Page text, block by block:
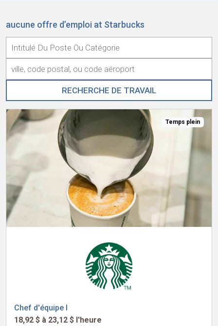
aucune offre d’emploi at Starbucks
Temps plein
Chef d'équipe I
18,92 $ à 23,12 $ l'heure